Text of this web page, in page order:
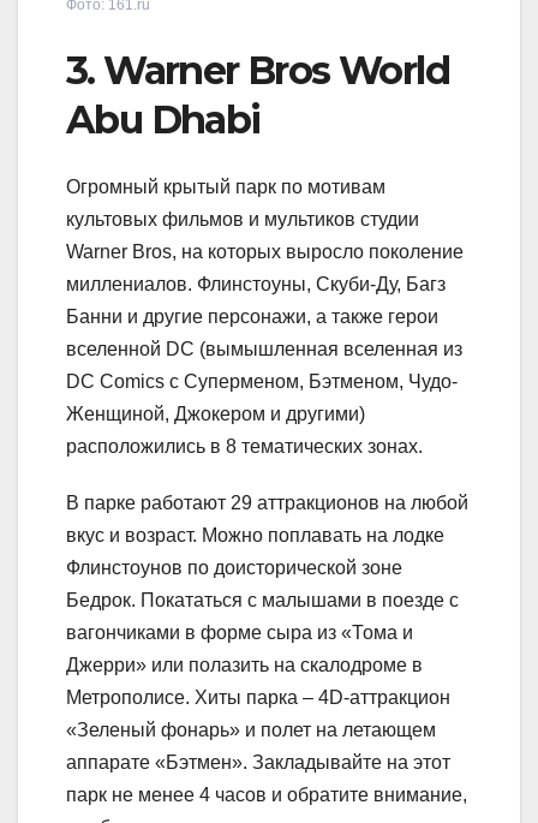
Фото: 161.ru
3. Warner Bros World
Abu Dhabi
Огромный крытый парк по мотивам
культовых фильмов и мультиков студии
Warner Bros, на которых выросло поколение
миллениалов. Флинстоуны, Скуби-Ду, Багз
Банни и другие персонажи, а также герои
вселенной DC (вымышленная вселенная из
DC Comics с Суперменом, Бэтменом, Чудо-
Женщиной, Джокером и другими)
расположились в 8 тематических зонах.
В парке работают 29 аттракционов на любой
вкус и возраст. Можно поплавать на лодке
Флинстоунов по доисторической зоне
Бедрок. Покататься с малышами в поезде с
вагончиками в форме сыра из «Тома и
Джерри» или полазить на скалодроме в
Метрополисе. Хиты парка – 4D-аттракцион
«Зеленый фонарь» и полет на летающем
аппарате «Бэтмен». Закладывайте на этот
парк не менее 4 часов и обратите внимание,